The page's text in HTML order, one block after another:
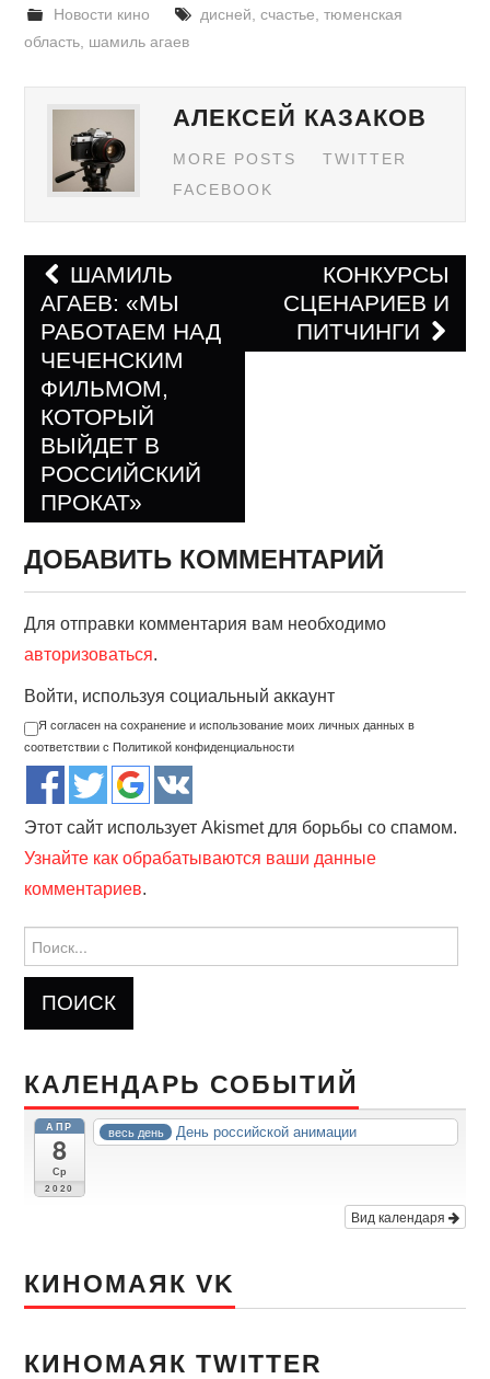
Новости кино дисней, счастье, тюменская
область, шамиль агаев
АЛЕКСЕЙ КАЗАКОВ
MORE POSTS
TWITTER
FACEBOOK
Навигация по записям
ШАМИЛЬ
АГАЕВ: «МЫ
РАБОТАЕМ НАД
ЧЕЧЕНСКИМ
ФИЛЬМОМ,
КОТОРЫЙ
ВЫЙДЕТ В
РОССИЙСКИЙ
ПРОКАТ»
КОНКУРСЫ
СЦЕНАРИЕВ И
ПИТЧИНГИ
ДОБАВИТЬ КОММЕНТАРИЙ
Для отправки комментария вам необходимо
авторизоваться.
Войти, используя социальный аккаунт
Я согласен на сохранение и использование моих личных данных в
соответствии с Политикой конфиденциальности
Этот сайт использует Akismet для борьбы со спамом.
Узнайте как обрабатываются ваши данные
комментариев.
Найти:
КАЛЕНДАРЬ СОБЫТИЙ
АПР
8
Ср
2020
весь день День российской анимации
Вид календаря
КИНОМАЯК VK
КИНОМАЯК TWITTER